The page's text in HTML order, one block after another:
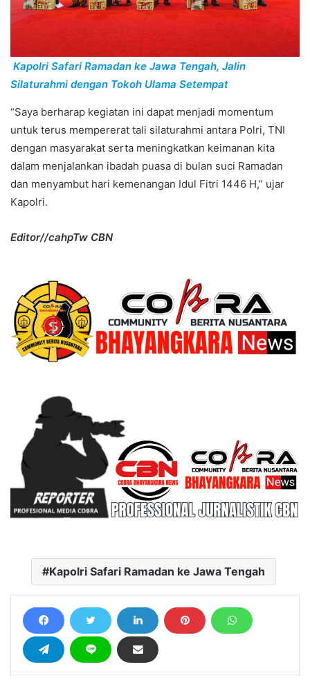
Kapolri Safari Ramadan ke Jawa Tengah, Jalin
Silaturahmi dengan Tokoh Ulama Setempat
“Saya berharap kegiatan ini dapat menjadi momentum
untuk terus mempererat tali silaturahmi antara Polri, TNI
dengan masyarakat serta meningkatkan keimanan kita
dalam menjalankan ibadah puasa di bulan suci Ramadan
dan menyambut hari kemenangan Idul Fitri 1446 H,” ujar
Kapolri.
Editor//cahpTw CBN
Kapolri Safari Ramadan ke Jawa Tengah